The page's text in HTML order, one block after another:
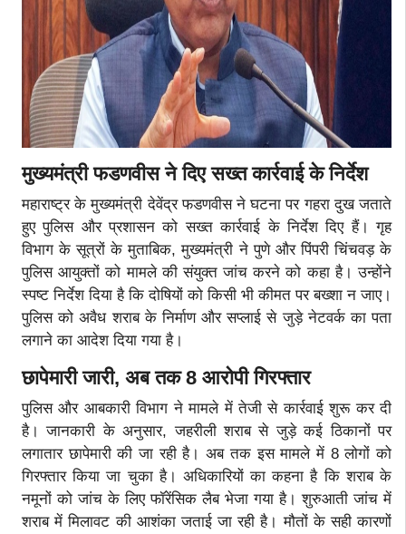
मुख्यमंत्री फडणवीस ने दिए सख्त कार्रवाई के निर्देश
महाराष्ट्र के मुख्यमंत्री देवेंद्र फडणवीस ने घटना पर गहरा दुख जताते
हुए पुलिस और प्रशासन को सख्त कार्रवाई के निर्देश दिए हैं। गृह
विभाग के सूत्रों के मुताबिक, मुख्यमंत्री ने पुणे और पिंपरी चिंचवड़ के
पुलिस आयुक्तों को मामले की संयुक्त जांच करने को कहा है। उन्होंने
स्पष्ट निर्देश दिया है कि दोषियों को किसी भी कीमत पर बख्शा न जाए।
पुलिस को अवैध शराब के निर्माण और सप्लाई से जुड़े नेटवर्क का पता
लगाने का आदेश दिया गया है।
छापेमारी जारी, अब तक 8 आरोपी गिरफ्तार
पुलिस और आबकारी विभाग ने मामले में तेजी से कार्रवाई शुरू कर दी
है। जानकारी के अनुसार, जहरीली शराब से जुड़े कई ठिकानों पर
लगातार छापेमारी की जा रही है। अब तक इस मामले में 8 लोगों को
गिरफ्तार किया जा चुका है। अधिकारियों का कहना है कि शराब के
नमूनों को जांच के लिए फॉरेंसिक लैब भेजा गया है। शुरुआती जांच में
शराब में मिलावट की आशंका जताई जा रही है। मौतों के सही कारणों